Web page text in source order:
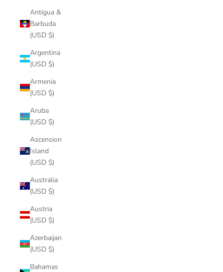
Antigua &
Barbuda
(USD $)
Argentina
(USD $)
Armenia
(USD $)
Aruba
(USD $)
Ascension
Island
(USD $)
Australia
(USD $)
Austria
(USD $)
Azerbaijan
(USD $)
Bahamas